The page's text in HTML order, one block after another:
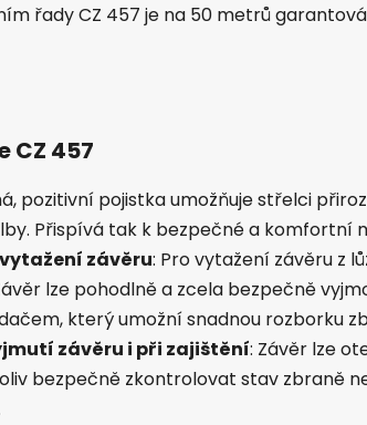
řady CZ 457 je na 50 metrů
CZ 457
pozitivní pojistka umožňuje střelci
Přispívá tak k bezpečné a komfortní
závěru: Pro vytažení závěru z
lze pohodlně a zcela bezpečně
který umožní snadnou rozborku
závěru i při zajištění: Závěr lze
bezpečně zkontrolovat stav zbraně